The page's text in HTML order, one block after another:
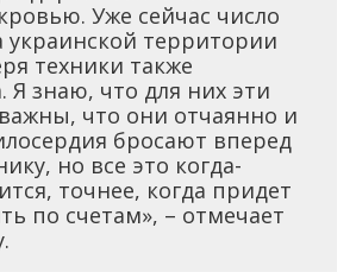
Уже сейчас число
украинской территории
техники также
Я знаю, что для них эти
что они отчаянно и
бросают вперед
но все это когда-
точнее, когда придет
по счетам», – отмечает